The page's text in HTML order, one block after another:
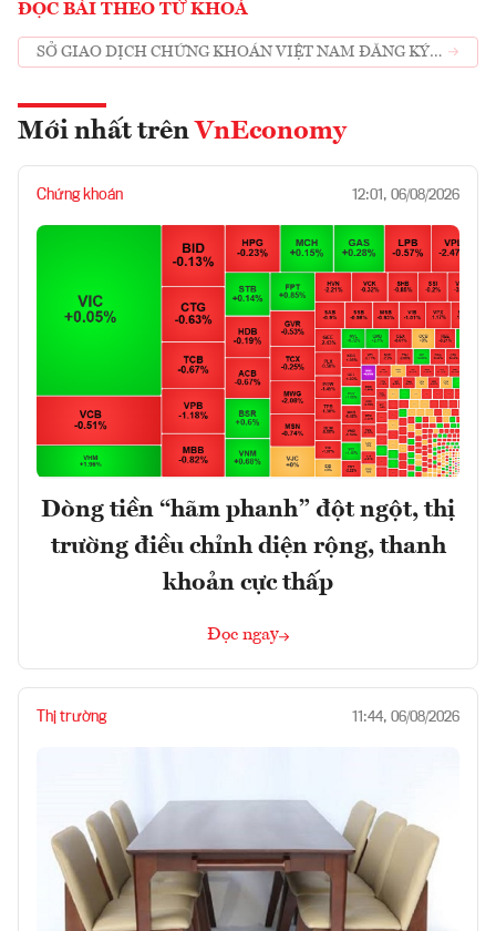
ĐỌC BÀI THEO TỪ KHOÁ
SỞ GIAO DỊCH CHỨNG KHOÁN VIỆT NAM ĐĂNG KÝ
Mới nhất trên VnEconomy
Chứng khoán 12:01, 06/08/2026
Dòng tiền “hãm phanh” đột ngột, thị
trường điều chỉnh diện rộng, thanh
khoản cực thấp
Đọc ngay
Thị trường 11:44, 06/08/2026